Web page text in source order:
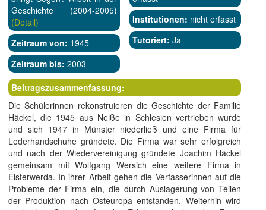
Geschichte (2004-2005)
(Detail)
Zeitraum von: 1945
Zeitraum bis: 2003
Institutionen: nicht erfasst
Tutoriert: Ja
Beitragszusammenfassung:
Die Schülerinnen rekonstruieren die Geschichte der Familie
Häckel, die 1945 aus Neiße in Schlesien vertrieben wurde
und sich 1947 in Münster niederließ und eine Firma für
Lederhandschuhe gründete. Die Firma war sehr erfolgreich
und nach der Wiedervereinigung gründete Joachim Häckel
gemeinsam mit Wolfgang Wersich eine weitere Firma in
Elsterwerda. In ihrer Arbeit gehen die Verfasserinnen auf die
Probleme der Firma ein, die durch Auslagerung von Teilen
der Produktion nach Osteuropa entstanden. Weiterhin wird